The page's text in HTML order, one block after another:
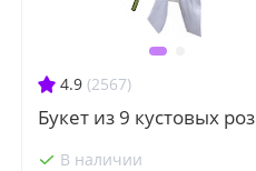
4.9 (2567)
Букет из 9 кустовых роз
В наличии